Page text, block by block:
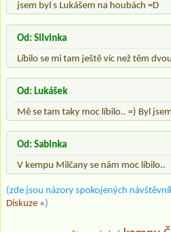
jsem byl s Lukášem na houbách =D
Od: Silvinka
Líbilo se mi tam ještě víc než těm
Od: Lukášek
Mě se tam taky moc líbilo.. =) Byl
Od: Sabinka
V kempu Milčany se nám moc líbilo..
(zde jsou názory spokojených
Diskuze »)